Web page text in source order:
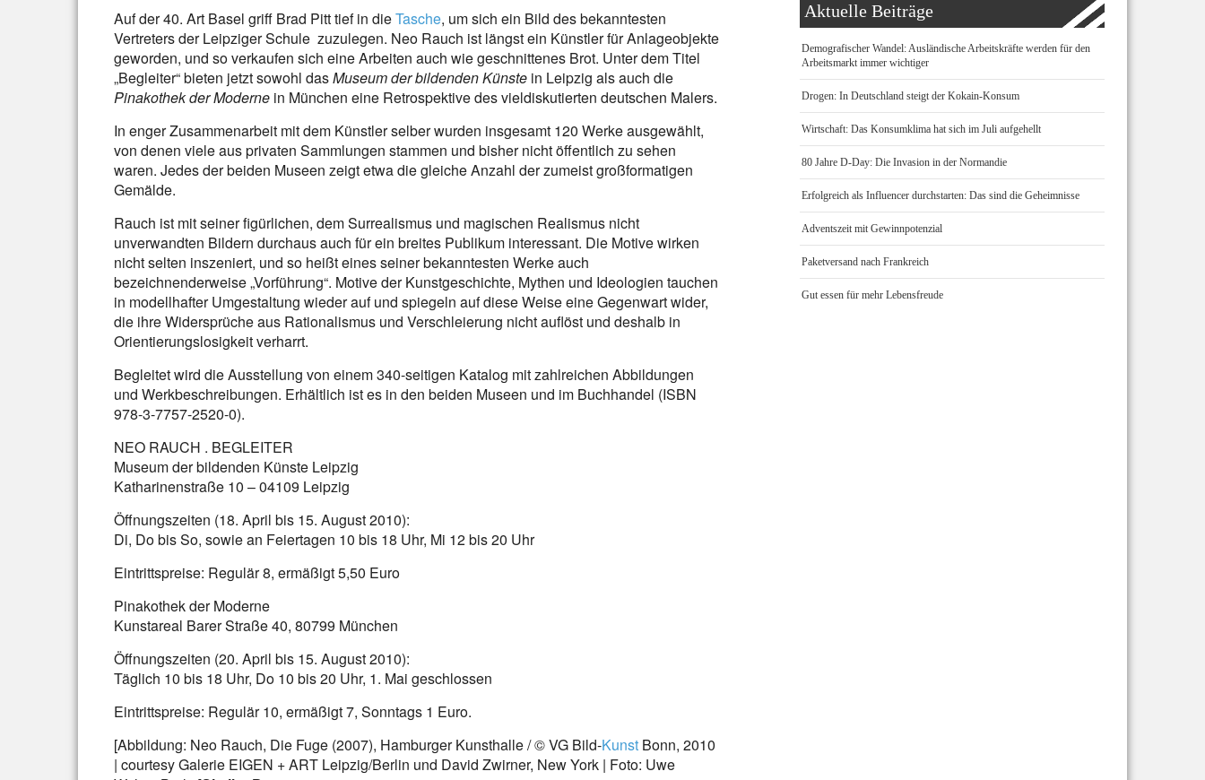
Auf der 40. Art Basel griff Brad Pitt tief in dieTasche, um sich ein Bild des bekanntesten
Vertreters der Leipziger Schule zuzulegen. Neo Rauch ist längst ein Künstler für Anlageobjekte
geworden, und so verkaufen sich eine Arbeiten auch wie geschnittenes Brot. Unter dem Titel
„Begleiter“ bieten jetzt sowohl dasMuseum der bildenden Künste in Leipzig als auch die
Pinakothek der Moderne in München eine Retrospektive des vieldiskutierten deutschen Malers.
In enger Zusammenarbeit mit dem Künstler selber wurden insgesamt 120 Werke ausgewählt,
von denen viele aus privaten Sammlungen stammen und bisher nicht öffentlich zu sehen
waren. Jedes der beiden Museen zeigt etwa die gleiche Anzahl der zumeist großformatigen
Gemälde.
Rauch ist mit seiner figürlichen, dem Surrealismus und magischen Realismus nicht
unverwandten Bildern durchaus auch für ein breites Publikum interessant. Die Motive wirken
nicht selten inszeniert, und so heißt eines seiner bekanntesten Werke auch
bezeichnenderweise „Vorführung“. Motive der Kunstgeschichte, Mythen und Ideologien tauchen
in modellhafter Umgestaltung wieder auf und spiegeln auf diese Weise eine Gegenwart wider,
die ihre Widersprüche aus Rationalismus und Verschleierung nicht auflöst und deshalb in
Orientierungslosigkeit verharrt.
Begleitet wird die Ausstellung von einem 340-seitigen Katalog mit zahlreichen Abbildungen
und Werkbeschreibungen. Erhältlich ist es in den beiden Museen und im Buchhandel (ISBN
978-3-7757-2520-0).
NEO RAUCH . BEGLEITER
Museum der bildenden Künste Leipzig
Katharinenstraße 10 – 04109 Leipzig
Öffnungszeiten (18. April bis 15. August 2010):
Di, Do bis So, sowie an Feiertagen 10 bis 18 Uhr, Mi 12 bis 20 Uhr
Eintrittspreise: Regulär 8, ermäßigt 5,50 Euro
Pinakothek der Moderne
Kunstareal Barer Straße 40, 80799 München
Öffnungszeiten (20. April bis 15. August 2010):
Täglich 10 bis 18 Uhr, Do 10 bis 20 Uhr, 1. Mai geschlossen
Eintrittspreise: Regulär 10, ermäßigt 7, Sonntags 1 Euro.
[Abbildung: Neo Rauch, Die Fuge (2007), Hamburger Kunsthalle / © VG Bild-Kunst Bonn, 2010
| courtesy Galerie EIGEN + ART Leipzig/Berlin und David Zwirner, New York | Foto: Uwe
Aktuelle Beiträge
Demografischer Wandel: Ausländische Arbeitskräfte werden für den
Arbeitsmarkt immer wichtiger
Drogen: In Deutschland steigt der Kokain-Konsum
Wirtschaft: Das Konsumklima hat sich im Juli aufgehellt
80 Jahre D-Day: Die Invasion in der Normandie
Erfolgreich als Influencer durchstarten: Das sind die Geheimnisse
Adventszeit mit Gewinnpotenzial
Paketversand nach Frankreich
Gut essen für mehr Lebensfreude